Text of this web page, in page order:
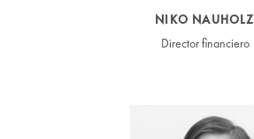
NIKO NAUHOLZ
Director financiero